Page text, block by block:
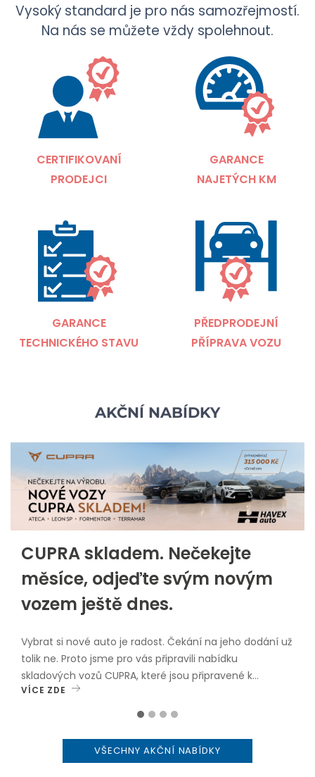
Vysoký standard je pro nás samozřejmostí.
Na nás se můžete vždy spolehnout.
CERTIFIKOVANÍ
PRODEJCI
GARANCE
NAJETÝCH KM
GARANCE
TECHNICKÉHO STAVU
PŘEDPRODEJNÍ
PŘÍPRAVA VOZU
AKČNÍ NABÍDKY
CUPRA skladem. Nečekejte
měsíce, odjeďte svým novým
vozem ještě dnes.
Vybrat si nové auto je radost. Čekání na jeho dodání už
tolik ne. Proto jsme pro vás připravili nabídku
skladových vozů CUPRA, které jsou připravené k
okamžitému odběru.V nabídce najdete oblíbené
nyní navíc pořídíte se zvýhodněním až 315 000 Kč
včetně DPH.Proč zvolit vůz skladem? okamžitý odběr
VÍCE ZDE
VŠECHNY AKČNÍ NABÍDKY